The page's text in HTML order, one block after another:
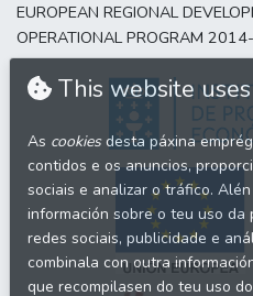
EUROPEAN REGIONAL
OPERATIONAL PROGRAM
This website
As cookiesdesta páxina
contidos e os anuncios,
sociais e analizar o tráfico.
información sobre o teu uso da
redes sociais, publicidade e
combinala con outra
que recompilasen do teu uso